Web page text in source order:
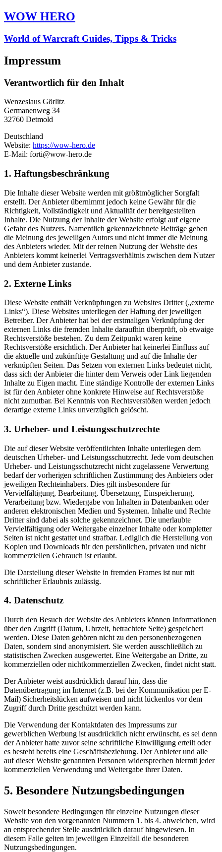
WOW HERO
World of Warcraft Guides, Tipps & Tricks
Impressum
Verantwortlich für den Inhalt
Wenzeslaus Görlitz
Germanenweg 34
32760 Detmold
Deutschland
Website: https://wow-hero.de
E-Mail: forti@wow-hero.de
1. Haftungsbeschränkung
Die Inhalte dieser Website werden mit größtmöglicher Sorgfalt
erstellt. Der Anbieter übernimmt jedoch keine Gewähr für die
Richtigkeit, Vollständigkeit und Aktualität der bereitgestellten
Inhalte. Die Nutzung der Inhalte der Website erfolgt auf eigene
Gefahr des Nutzers. Namentlich gekennzeichnete Beiträge geben
die Meinung des jeweiligen Autors und nicht immer die Meinung
des Anbieters wieder. Mit der reinen Nutzung der Website des
Anbieters kommt keinerlei Vertragsverhältnis zwischen dem Nutzer
und dem Anbieter zustande.
2. Externe Links
Diese Website enthält Verknüpfungen zu Websites Dritter („externe
Links“). Diese Websites unterliegen der Haftung der jeweiligen
Betreiber. Der Anbieter hat bei der erstmaligen Verknüpfung der
externen Links die fremden Inhalte daraufhin überprüft, ob etwaige
Rechtsverstöße bestehen. Zu dem Zeitpunkt waren keine
Rechtsverstöße ersichtlich. Der Anbieter hat keinerlei Einfluss auf
die aktuelle und zukünftige Gestaltung und auf die Inhalte der
verknüpften Seiten. Das Setzen von externen Links bedeutet nicht,
dass sich der Anbieter die hinter dem Verweis oder Link liegenden
Inhalte zu Eigen macht. Eine ständige Kontrolle der externen Links
ist für den Anbieter ohne konkrete Hinweise auf Rechtsverstöße
nicht zumutbar. Bei Kenntnis von Rechtsverstößen werden jedoch
derartige externe Links unverzüglich gelöscht.
3. Urheber- und Leistungsschutzrechte
Die auf dieser Website veröffentlichten Inhalte unterliegen dem
deutschen Urheber- und Leistungsschutzrecht. Jede vom deutschen
Urheber- und Leistungsschutzrecht nicht zugelassene Verwertung
bedarf der vorherigen schriftlichen Zustimmung des Anbieters oder
jeweiligen Rechteinhabers. Dies gilt insbesondere für
Vervielfältigung, Bearbeitung, Übersetzung, Einspeicherung,
Verarbeitung bzw. Wiedergabe von Inhalten in Datenbanken oder
anderen elektronischen Medien und Systemen. Inhalte und Rechte
Dritter sind dabei als solche gekennzeichnet. Die unerlaubte
Vervielfältigung oder Weitergabe einzelner Inhalte oder kompletter
Seiten ist nicht gestattet und strafbar. Lediglich die Herstellung von
Kopien und Downloads für den persönlichen, privaten und nicht
kommerziellen Gebrauch ist erlaubt.
Die Darstellung dieser Website in fremden Frames ist nur mit
schriftlicher Erlaubnis zulässig.
4. Datenschutz
Durch den Besuch der Website des Anbieters können Informationen
über den Zugriff (Datum, Uhrzeit, betrachtete Seite) gespeichert
werden. Diese Daten gehören nicht zu den personenbezogenen
Daten, sondern sind anonymisiert. Sie werden ausschließlich zu
statistischen Zwecken ausgewertet. Eine Weitergabe an Dritte, zu
kommerziellen oder nichtkommerziellen Zwecken, findet nicht statt.
Der Anbieter weist ausdrücklich darauf hin, dass die
Datenübertragung im Internet (z.B. bei der Kommunikation per E-
Mail) Sicherheitslücken aufweisen und nicht lückenlos vor dem
Zugriff durch Dritte geschützt werden kann.
Die Verwendung der Kontaktdaten des Impressums zur
gewerblichen Werbung ist ausdrücklich nicht erwünscht, es sei denn
der Anbieter hatte zuvor seine schriftliche Einwilligung erteilt oder
es besteht bereits eine Geschäftsbeziehung. Der Anbieter und alle
auf dieser Website genannten Personen widersprechen hiermit jeder
kommerziellen Verwendung und Weitergabe ihrer Daten.
5. Besondere Nutzungsbedingungen
Soweit besondere Bedingungen für einzelne Nutzungen dieser
Website von den vorgenannten Nummern 1. bis 4. abweichen, wird
an entsprechender Stelle ausdrücklich darauf hingewiesen. In
diesem Falle gelten im jeweiligen Einzelfall die besonderen
Nutzungsbedingungen.